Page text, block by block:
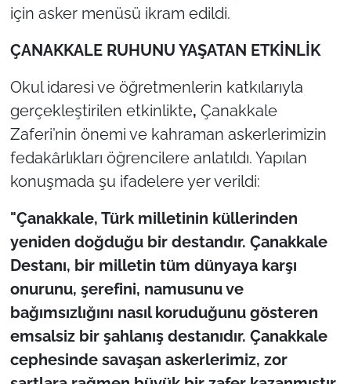
için asker menüsü ikram edildi.
ÇANAKKALE RUHUNU YAŞATAN ETKİNLİK
Okul idaresi ve öğretmenlerin katkılarıyla
gerçekleştirilen etkinlikte, Çanakkale
Zaferi’nin önemi ve kahraman askerlerimizin
fedakârlıkları öğrencilere anlatıldı. Yapılan
konuşmada şu ifadelere yer verildi:
"Çanakkale, Türk milletinin küllerinden
yeniden doğduğu bir destandır. Çanakkale
Destanı, bir milletin tüm dünyaya karşı
onurunu, şerefini, namusunu ve
bağımsızlığını nasıl koruduğunu gösteren
emsalsiz bir şahlanış destanıdır. Çanakkale
cephesinde savaşan askerlerimiz, zor
Bölge
Genel
Politika
Flaş Haber
Dış Haberler
Magazin